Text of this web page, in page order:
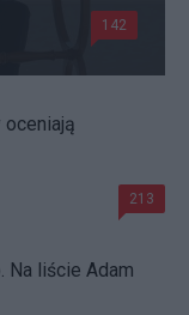
142
oceniają
213
Na liście Adam